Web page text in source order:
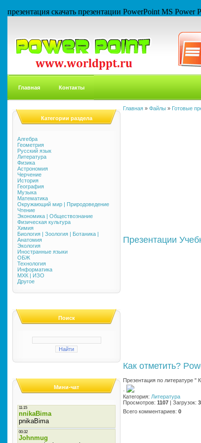
презентация скачать презентации PowerPoint MS
Главная Контакты
Категории раздела
Алгебра
Геометрия
Русский язык
Литература
Физика
Астрономия
Черчение
История
География
Музыка
Математика
Окружающий мир | Природоведение
Чтение
Экономика | Обществознание
Физическая культура
Химия
Биология | Зоология | Ботаника |
Анатомия
Экология
Иностранные языки
ОБЖ
Технология
Информатика
МХК | ИЗО
Другое
Поиск
Мини-чат
Главная » Файлы » Готовые
Презентации
Как отметить?
Презентация по литературе "
·
Категория: Литература
Просмотров: 1107 | Загрузок:
Всего комментариев: 0